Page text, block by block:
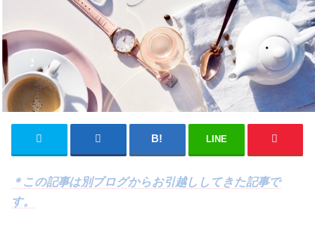
LINE
＊この記事は別ブログからお引越ししてきた記事で
す。